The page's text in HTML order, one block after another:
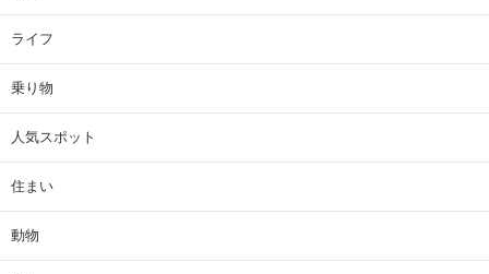
ライフ
乗り物
人気スポット
住まい
動物